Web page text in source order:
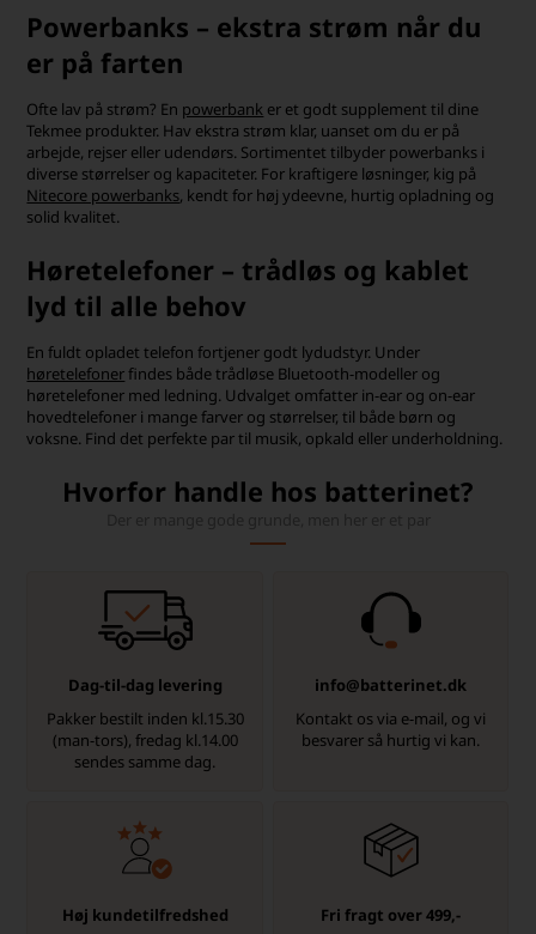
Powerbanks – ekstra strøm når du
er på farten
Ofte lav på strøm? En powerbank er et godt supplement til dine
Tekmee produkter. Hav ekstra strøm klar, uanset om du er på
arbejde, rejser eller udendørs. Sortimentet tilbyder powerbanks i
diverse størrelser og kapaciteter. For kraftigere løsninger, kig på
Nitecore powerbanks, kendt for høj ydeevne, hurtig opladning og
solid kvalitet.
Høretelefoner – trådløs og kablet
lyd til alle behov
En fuldt opladet telefon fortjener godt lydudstyr. Under
høretelefonerfindes både trådløse Bluetooth-modeller og
høretelefoner med ledning. Udvalget omfatter in-ear og on-ear
hovedtelefoner i mange farver og størrelser, til både børn og
voksne. Find det perfekte par til musik, opkald eller underholdning.
Hvorfor handle hos batterinet?
Dag-til-dag levering
Pakker bestilt inden kl.15.30
(man-tors), fredag kl.14.00
sendes samme dag.
info@batterinet.dk
Kontakt os via e-mail, og vi
besvarer så hurtig vi kan.
Høj kundetilfredshed
Fri fragt over 499,-